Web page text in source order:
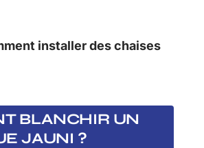
installer des chaises
BLANCHIR UN
JAUNI ?